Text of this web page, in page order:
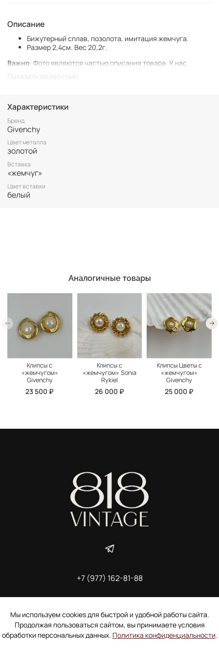
Описание
Бижутерный сплав, позолота, имитация жемчуга.
Размер 2,4см. Вес 20,2г.
Важно: Фото являются частью описания товара. У нас
времени и использования.
размеру и состоянию уточняйте перед покупкой.
Все товары представлены в единственном экземпляре. Бронь
возможна только после 100% оплаты.
Неоплаченные заказы аннулируются.
Показать полностью
Характеристики
Бренд
Givenchy
Цвет металла
золотой
Вставка
«жемчуг»
Цвет вставки
белый
Аналогичные товары
Клипсы с
«жемчугом»
Givenchy
23 500 ₽
Клипсы с
«жемчугом» Sonia
Rykiel
26 000 ₽
Клипсы Цветы с
«жемчугом»
Givenchy
25 000 ₽
+7 (977) 162-81-88
Пользовательское соглашение
Электронное согласие покупателя на рассылку
Согласие на обработку персональных данных
Мы используем cookies для быстрой и удобной работы сайта.
Продолжая пользоваться сайтом, вы принимаете условия
обработки персональных данных. Политика конфиденциальности.